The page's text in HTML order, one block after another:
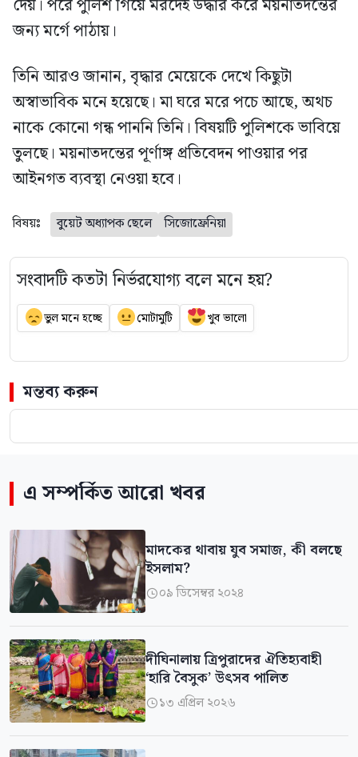
দেয়। পরে পুলিশ গিয়ে মরদেহ উদ্ধার করে ময়নাতদন্তের
জন্য মর্গে পাঠায়।
তিনি আরও জানান, বৃদ্ধার মেয়েকে দেখে কিছুটা
অস্বাভাবিক মনে হয়েছে। মা ঘরে মরে পচে আছে, অথচ
নাকে কোনো গন্ধ পাননি তিনি। বিষয়টি পুলিশকে ভাবিয়ে
তুলছে। ময়নাতদন্তের পূর্ণাঙ্গ প্রতিবেদন পাওয়ার পর
আইনগত ব্যবস্থা নেওয়া হবে।
বিষয়ঃ বুয়েট অধ্যাপক ছেলে সিজোফ্রেনিয়া
সংবাদটি কতটা নির্ভরযোগ্য বলে মনে হয়?
ভুল মনে হচ্ছে মোটামুটি খুব ভালো
মন্তব্য করুন
এ সম্পর্কিত আরো খবর
মাদকের থাবায় যুব সমাজ, কী বলছে
ইসলাম?
০৯ ডিসেম্বর ২০২৪
দীঘিনালায় ত্রিপুরাদের ঐতিহ্যবাহী
‘হারি বৈসুক’ উৎসব পালিত
১৩ এপ্রিল ২০২৬